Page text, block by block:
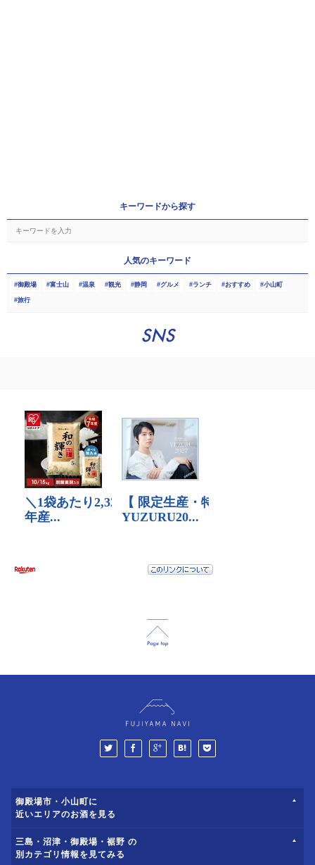
キーワードから探す
人気のキーワード
御殿場 富士山 温泉 観光 静岡 グルメ ランチ おすすめ 小山町
旅行
SNS
御殿場市・小山町に
近いエリアのお酒を見る
三島・沼津・御殿場・裾野 の
別カテゴリ情報を見てみる